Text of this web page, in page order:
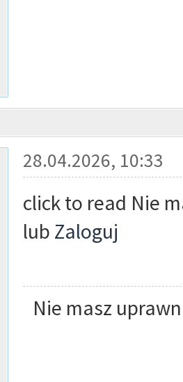
28.04.2026, 10:33
click to read Nie
lub Zaloguj
Nie masz